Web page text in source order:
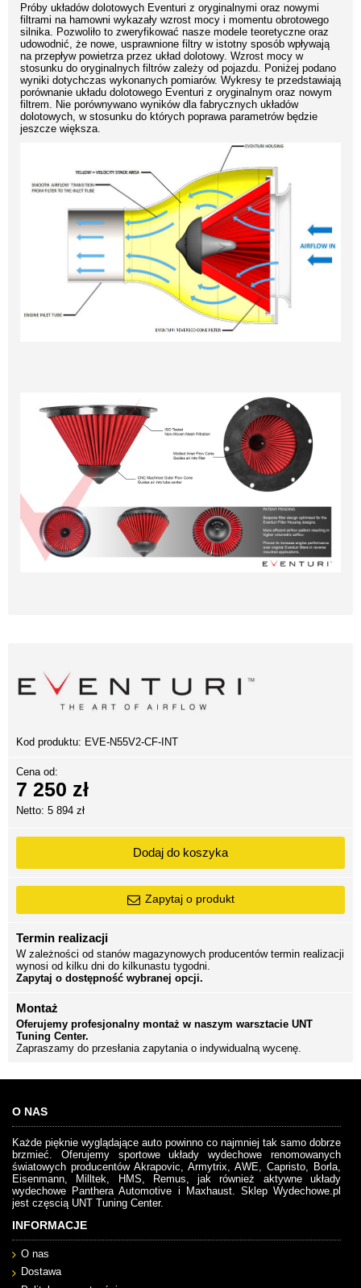
Próby układów dolotowych Eventuri z oryginalnymi oraz nowymi
filtrami na hamowni wykazały wzrost mocy i momentu obrotowego
silnika. Pozwoliło to zweryfikować nasze modele teoretyczne oraz
udowodnić, że nowe, usprawnione filtry w istotny sposób wpływają
na przepływ powietrza przez układ dolotowy. Wzrost mocy w
stosunku do oryginalnych filtrów zależy od pojazdu. Poniżej podano
wyniki dotychczas wykonanych pomiarów. Wykresy te przedstawiają
porównanie układu dolotowego Eventuri z oryginalnym oraz nowym
filtrem. Nie porównywano wyników dla fabrycznych układów
dolotowych, w stosunku do których poprawa parametrów będzie
jeszcze większa.
Kod produktu: EVE-N55V2-CF-INT
Cena od:
7 250 zł
Netto: 5 894 zł
Dodaj do koszyka
Zapytaj o produkt
Termin realizacji
W zależności od stanów magazynowych producentów termin realizacji
wynosi od kilku dni do kilkunastu tygodni.
Zapytaj o dostępność wybranej opcji.
Montaż
Oferujemy profesjonalny montaż w naszym warsztacie UNT
Tuning Center.
Zapraszamy do przesłania zapytania o indywidualną wycenę.
O NAS
Każde pięknie wyglądające auto powinno co najmniej tak samo dobrze
brzmieć. Oferujemy sportowe układy wydechowe renomowanych
światowych producentów Akrapovic, Armytrix, AWE, Capristo, Borla,
Eisenmann, Milltek, HMS, Remus, jak również aktywne układy
wydechowe Panthera Automotive i Maxhaust. Sklep Wydechowe.pl
jest częscią UNT Tuning Center.
INFORMACJE
O nas
Dostawa